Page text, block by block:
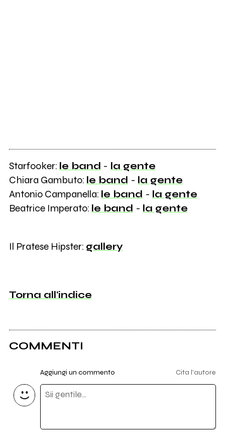
Starfooker: le band - la gente
Chiara Gambuto: le band - la gente
Antonio Campanella: le band - la gente
Beatrice Imperato: le band - la gente
Il Pratese Hipster: gallery
Torna all'indice
COMMENTI
Aggiungi un commento Cita l'autore